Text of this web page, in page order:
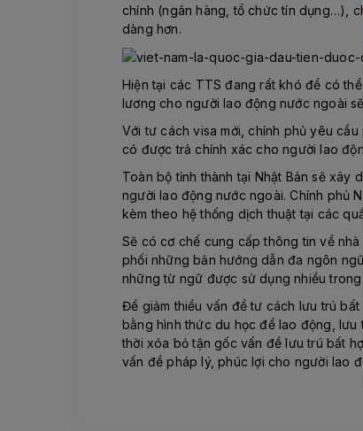
chính (ngân hàng, tổ chức tín dụng…),
dàng hơn.
Hiện tại các TTS đang rất khó để có
lương cho người lao động nước ngoài
Với tư cách visa mới, chính phủ yêu
có được trả chính xác cho người lao
Toàn bộ tỉnh thành tại Nhật Bản sẽ xây
người lao động nước ngoài. Chính phủ
kèm theo hệ thống dịch thuật tại các
Sẽ có cơ chế cung cấp thông tin về
phối những bản hướng dẫn đa ngôn
những từ ngữ được sử dụng nhiều
Để giảm thiểu vấn đề tư cách lưu trú
bằng hình thức du học để lao động,
thời xóa bỏ tận gốc vấn đề lưu trú bất
vấn đề pháp lý, phúc lợi cho người lao